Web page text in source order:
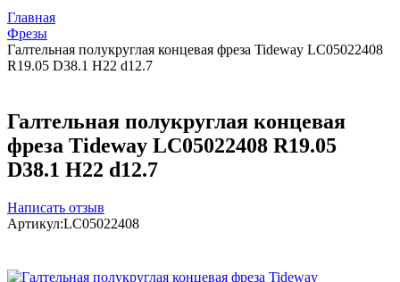
Главная
Фрезы
Галтельная полукруглая концевая фреза Tideway LC05022408
R19.05 D38.1 H22 d12.7
Галтельная полукруглая концевая
фреза Tideway LC05022408 R19.05
D38.1 H22 d12.7
Написать отзыв
Артикул:LC05022408